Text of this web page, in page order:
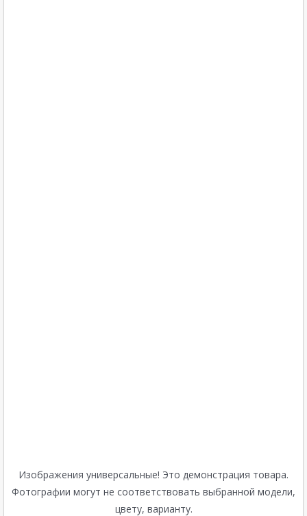
Изображения универсальные! Это демонстрация товара.
Фотографии могут не соответствовать выбранной модели,
цвету, варианту.